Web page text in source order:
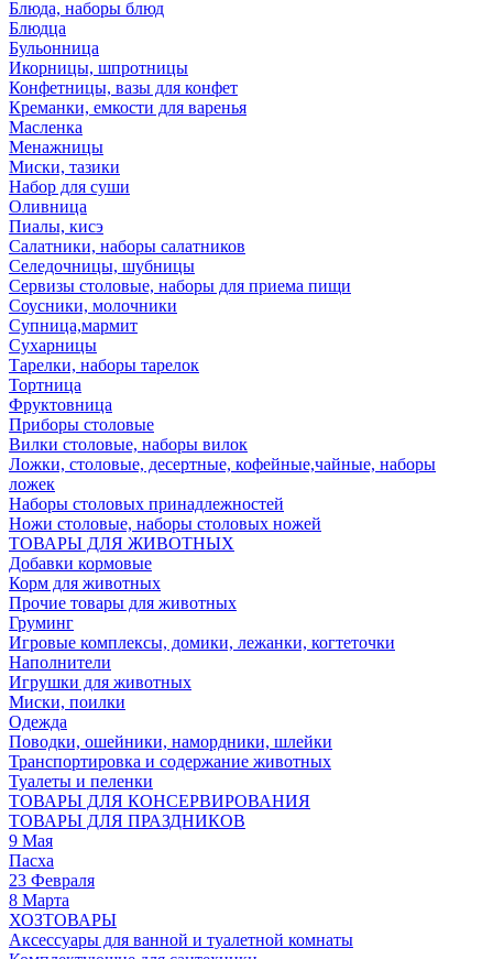
Блюда, наборы блюд
Блюдца
Бульонница
Икорницы, шпротницы
Конфетницы, вазы для конфет
Креманки, емкости для варенья
Масленка
Менажницы
Миски, тазики
Набор для суши
Оливница
Пиалы, кисэ
Салатники, наборы салатников
Селедочницы, шубницы
Сервизы столовые, наборы для приема пищи
Соусники, молочники
Супница,мармит
Сухарницы
Тарелки, наборы тарелок
Тортница
Фруктовница
Приборы столовые
Вилки столовые, наборы вилок
Ложки, столовые, десертные, кофейные,чайные, наборы
ложек
Наборы столовых принадлежностей
Ножи столовые, наборы столовых ножей
ТОВАРЫ ДЛЯ ЖИВОТНЫХ
Добавки кормовые
Корм для животных
Прочие товары для животных
Груминг
Игровые комплексы, домики, лежанки, когтеточки
Наполнители
Игрушки для животных
Миски, поилки
Одежда
Поводки, ошейники, намордники, шлейки
Транспортировка и содержание животных
Туалеты и пеленки
ТОВАРЫ ДЛЯ КОНСЕРВИРОВАНИЯ
ТОВАРЫ ДЛЯ ПРАЗДНИКОВ
9 Мая
Пасха
23 Февраля
8 Марта
ХОЗТОВАРЫ
Аксессуары для ванной и туалетной комнаты